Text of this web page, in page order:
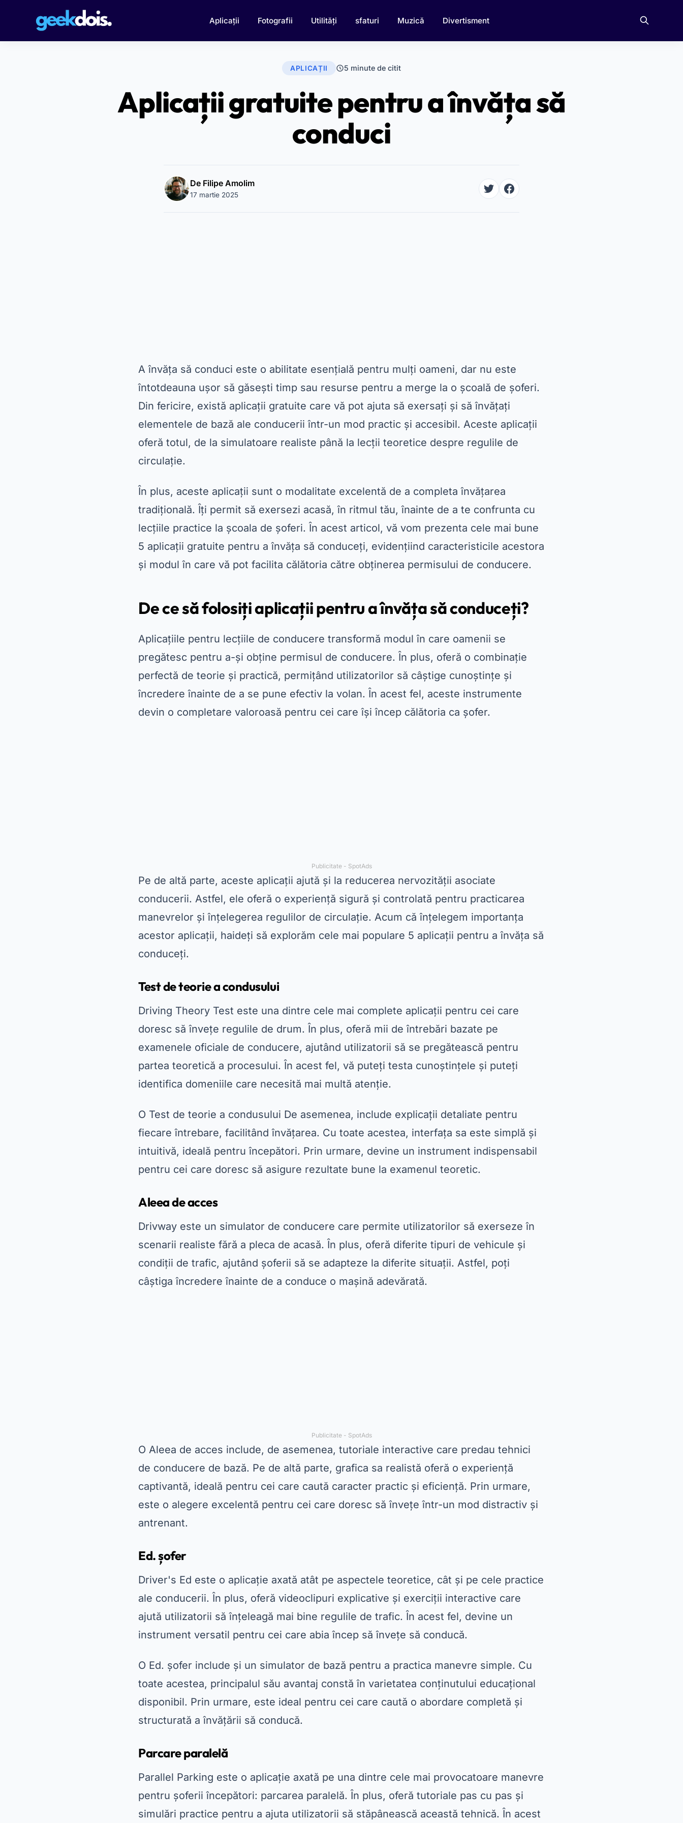
Aplicații Fotografii Utilități sfaturi Muzică Divertisment
APLICAȚII 5 minute de citit
Aplicații gratuite pentru a învăța să
conduci
De Filipe Amolim
17 martie 2025
A învăța să conduci este o abilitate esențială pentru mulți oameni, dar nu este
întotdeauna ușor să găsești timp sau resurse pentru a merge la o școală de șoferi.
Din fericire, există aplicații gratuite care vă pot ajuta să exersați și să învățați
elementele de bază ale conducerii într-un mod practic și accesibil. Aceste aplicații
oferă totul, de la simulatoare realiste până la lecții teoretice despre regulile de
circulație.
În plus, aceste aplicații sunt o modalitate excelentă de a completa învățarea
tradițională. Îți permit să exersezi acasă, în ritmul tău, înainte de a te confrunta cu
lecțiile practice la școala de șoferi. În acest articol, vă vom prezenta cele mai bune
5 aplicații gratuite pentru a învăța să conduceți, evidențiind caracteristicile acestora
și modul în care vă pot facilita călătoria către obținerea permisului de conducere.
De ce să folosiți aplicații pentru a învăța să conduceți?
Aplicațiile pentru lecțiile de conducere transformă modul în care oamenii se
pregătesc pentru a-și obține permisul de conducere. În plus, oferă o combinație
perfectă de teorie și practică, permițând utilizatorilor să câștige cunoștințe și
încredere înainte de a se pune efectiv la volan. În acest fel, aceste instrumente
devin o completare valoroasă pentru cei care își încep călătoria ca șofer.
Publicitate - SpotAds
Pe de altă parte, aceste aplicații ajută și la reducerea nervozității asociate
conducerii. Astfel, ele oferă o experiență sigură și controlată pentru practicarea
manevrelor și înțelegerea regulilor de circulație. Acum că înțelegem importanța
acestor aplicații, haideți să explorăm cele mai populare 5 aplicații pentru a învăța să
conduceți.
Test de teorie a condusului
Driving Theory Test este una dintre cele mai complete aplicații pentru cei care
doresc să învețe regulile de drum. În plus, oferă mii de întrebări bazate pe
examenele oficiale de conducere, ajutând utilizatorii să se pregătească pentru
partea teoretică a procesului. În acest fel, vă puteți testa cunoștințele și puteți
identifica domeniile care necesită mai multă atenție.
O Test de teorie a condusului De asemenea, include explicații detaliate pentru
fiecare întrebare, facilitând învățarea. Cu toate acestea, interfața sa este simplă și
intuitivă, ideală pentru începători. Prin urmare, devine un instrument indispensabil
pentru cei care doresc să asigure rezultate bune la examenul teoretic.
Aleea de acces
Drivway este un simulator de conducere care permite utilizatorilor să exerseze în
scenarii realiste fără a pleca de acasă. În plus, oferă diferite tipuri de vehicule și
condiții de trafic, ajutând șoferii să se adapteze la diferite situații. Astfel, poți
câștiga încredere înainte de a conduce o mașină adevărată.
Publicitate - SpotAds
O Aleea de acces include, de asemenea, tutoriale interactive care predau tehnici
de conducere de bază. Pe de altă parte, grafica sa realistă oferă o experiență
captivantă, ideală pentru cei care caută caracter practic și eficiență. Prin urmare,
este o alegere excelentă pentru cei care doresc să învețe într-un mod distractiv și
antrenant.
Ed. șofer
Driver's Ed este o aplicație axată atât pe aspectele teoretice, cât și pe cele practice
ale conducerii. În plus, oferă videoclipuri explicative și exerciții interactive care
ajută utilizatorii să înțeleagă mai bine regulile de trafic. În acest fel, devine un
instrument versatil pentru cei care abia încep să învețe să conducă.
O Ed. șofer include și un simulator de bază pentru a practica manevre simple. Cu
toate acestea, principalul său avantaj constă în varietatea conținutului educațional
disponibil. Prin urmare, este ideal pentru cei care caută o abordare completă și
structurată a învățării să conducă.
Parcare paralelă
Parallel Parking este o aplicație axată pe una dintre cele mai provocatoare manevre
pentru șoferii începători: parcarea paralelă. În plus, oferă tutoriale pas cu pas și
simulări practice pentru a ajuta utilizatorii să stăpânească această tehnică. În acest